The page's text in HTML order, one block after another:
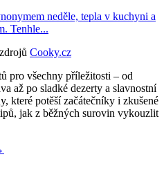
neděle, tepla v kuchyni a
Tenhle...
Cooky.cz
pro všechny příležitosti – od
až po sladké dezerty a slavnostní
které potěší začátečníky i zkušené
jak z běžných surovin vykouzlit